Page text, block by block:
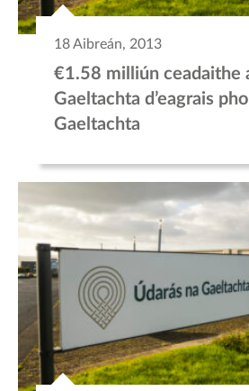
18 Aibreán, 2013
€1.58 milliún ceadaithe
Gaeltachta d’eagrais
Gaeltachta